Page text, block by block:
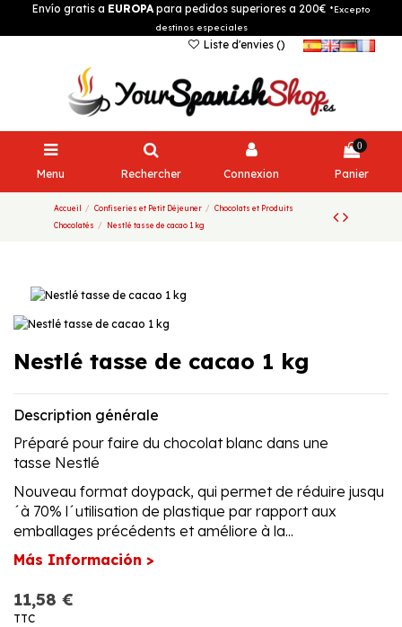
Envío gratis a EUROPApara pedidos superiores a 200€ *Excepto
destinos especiales
Liste d'envies ()
Menu Rechercher Connexion
0
Panier
Accueil Confiseries et Petit Déjeuner
Chocolats et Produits
Chocolatés
Nestlé tasse de cacao 1 kg
Nestlé tasse de cacao 1 kg
Description générale
Préparé pour faire du chocolat blanc dans une
tasse Nestlé
Nouveau format doypack, qui permet de réduire jusqu
´à 70% l´utilisation de plastique par rapport aux
emballages précédents et améliore à la...
Más Información >
11,58 €
TTC